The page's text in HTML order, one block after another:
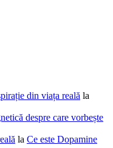
din viața reală la
despre care vorbește
la Ce este Dopamine